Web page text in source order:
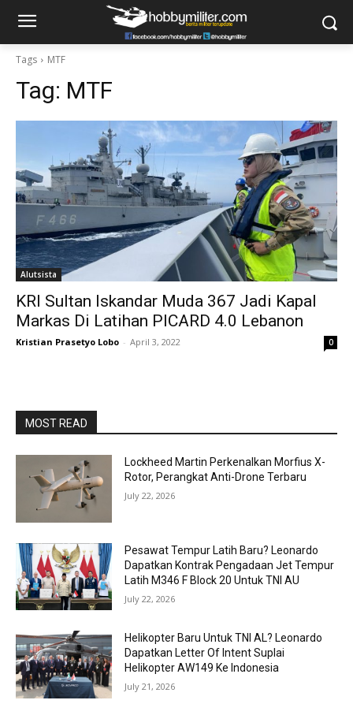
Tags MTF
Tag: MTF
Alutsista
KRI Sultan Iskandar Muda 367 Jadi Kapal
Markas Di Latihan PICARD 4.0 Lebanon
Kristian Prasetyo Lobo - April 3, 2022 0
MOST READ
Lockheed Martin Perkenalkan Morfius X-
Rotor, Perangkat Anti-Drone Terbaru
July 22, 2026
Pesawat Tempur Latih Baru? Leonardo
Dapatkan Kontrak Pengadaan Jet Tempur
Latih M346 F Block 20 Untuk TNI AU
July 22, 2026
Helikopter Baru Untuk TNI AL? Leonardo
Dapatkan Letter Of Intent Suplai
Helikopter AW149 Ke Indonesia
July 21, 2026